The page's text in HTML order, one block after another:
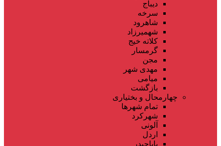
دیباج
سرخه
شاهرود
شهمیرزاد
کلاته خیج
گرمسار
مجن
مهدی شهر
میامی
بازگشت
چهارمحال و بختیاری
تمام شهر‌ها
شهرکرد
آلونی
اردل
باباحیدر